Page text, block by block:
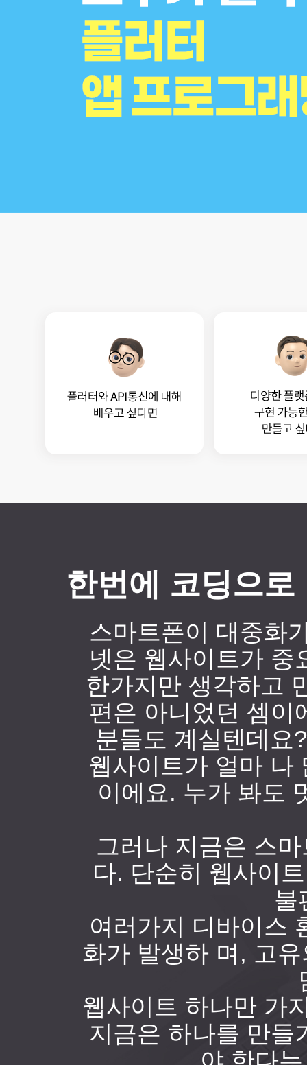
한번에 코딩으
스마트폰이 대중화
넷은 웹사이트가 중
한가지만 생각하고
편은 아니었던 셈이
분들도 계실텐데요
웹사이트가 얼마 나
이에요. 누가 봐도
그러나 지금은 스
다. 단순히 웹사이
불
여러가지 디바이스
화가 발생하 며, 고
웹사이트 하나만 가
지금은 하나를 만들